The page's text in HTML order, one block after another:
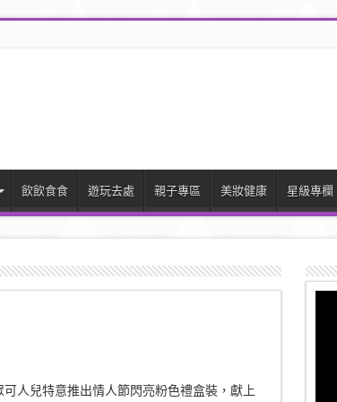
飲飲食食 遊玩去處 親子專區 美妝健康 星級專欄
可人兒特意推出情人節閃亮粉色禮盒裝，獻上